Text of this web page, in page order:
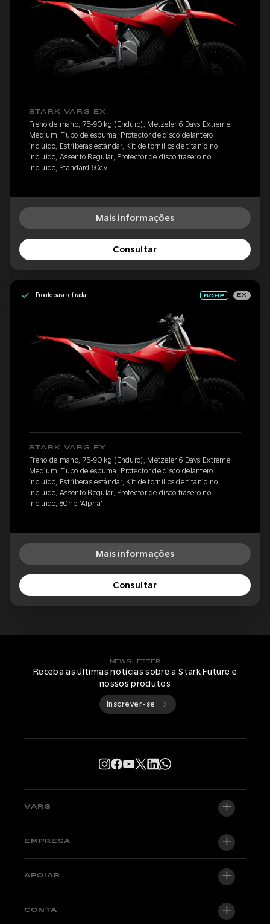
STARK VARG EX
Freno de mano, 75-90 kg (Enduro), Metzeler 6 Days Extreme
Medium, Tubo de espuma, Protector de disco delantero
incluido, Estriberas estándar, Kit de tornillos de titanio no
incluido, Assento Regular, Protector de disco trasero no
incluido, Standard 60cv
Mais informações
Consultar
Pronto para retirada EX
STARK VARG EX
Freno de mano, 75-90 kg (Enduro), Metzeler 6 Days Extreme
Medium, Tubo de espuma, Protector de disco delantero
incluido, Estriberas estándar, Kit de tornillos de titanio no
incluido, Assento Regular, Protector de disco trasero no
incluido, 80hp 'Alpha'
Mais informações
Consultar
NEWSLETTER
Receba as últimas notícias sobre a Stark Future e
nossos produtos
Inscrever-se
VARG
VARG EX
Factory Edition
EMPRESA
Sobre nós
APOIAR
Central de suporte
CONTA